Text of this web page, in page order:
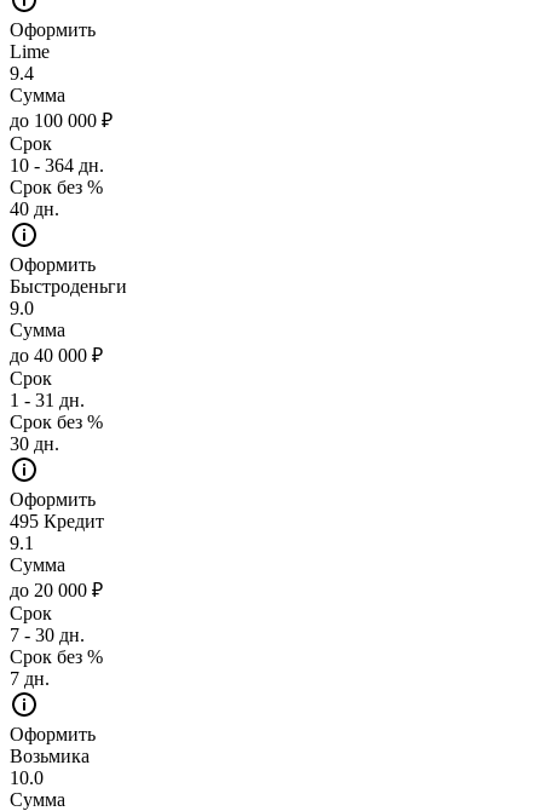
Оформить
Lime
9.4
Сумма
до 100 000 ₽
Срок
10 - 364 дн.
Срок без %
40 дн.
Оформить
Быстроденьги
9.0
Сумма
до 40 000 ₽
Срок
1 - 31 дн.
Срок без %
30 дн.
Оформить
495 Кредит
9.1
Сумма
до 20 000 ₽
Срок
7 - 30 дн.
Срок без %
7 дн.
Оформить
Возьмика
10.0
Сумма